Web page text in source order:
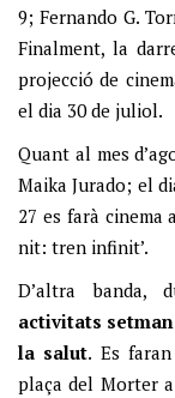
9; Fernando G.
Finalment, la
projecció de
el dia 30 de juliol.
Quant al mes
Maika Jurado; el
27 es farà cinema
nit: tren infinit’.
D’altra banda,
activitats
la salut. Es
plaça del Morter